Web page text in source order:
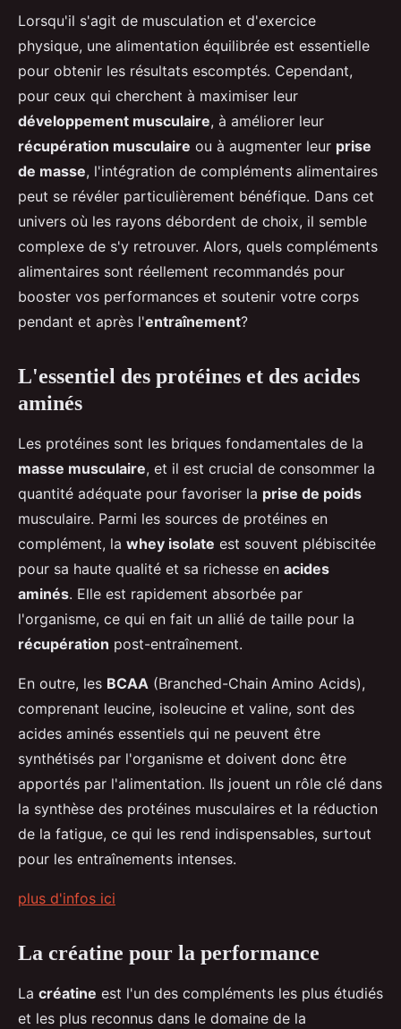
Lorsqu'il s'agit de musculation et d'exercice
physique, une alimentation équilibrée est essentielle
pour obtenir les résultats escomptés. Cependant,
pour ceux qui cherchent à maximiser leur
développement musculaire, à améliorer leur
récupération musculaire ou à augmenter leur prise
de masse, l'intégration de compléments alimentaires
peut se révéler particulièrement bénéfique. Dans cet
univers où les rayons débordent de choix, il semble
complexe de s'y retrouver. Alors, quels compléments
alimentaires sont réellement recommandés pour
booster vos performances et soutenir votre corps
pendant et après l'entraînement?
L'essentiel des protéines et des acides
aminés
Les protéines sont les briques fondamentales de la
masse musculaire, et il est crucial de consommer la
quantité adéquate pour favoriser la prise de poids
musculaire. Parmi les sources de protéines en
complément, la whey isolate est souvent plébiscitée
pour sa haute qualité et sa richesse en acides
aminés. Elle est rapidement absorbée par
l'organisme, ce qui en fait un allié de taille pour la
récupération post-entraînement.
En outre, les BCAA (Branched-Chain Amino Acids),
comprenant leucine, isoleucine et valine, sont des
acides aminés essentiels qui ne peuvent être
synthétisés par l'organisme et doivent donc être
apportés par l'alimentation. Ils jouent un rôle clé dans
la synthèse des protéines musculaires et la réduction
de la fatigue, ce qui les rend indispensables, surtout
pour les entraînements intenses.
plus d'infos ici
La créatine pour la performance
La créatine est l'un des compléments les plus étudiés
et les plus reconnus dans le domaine de la